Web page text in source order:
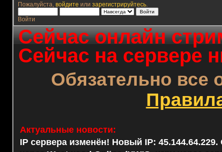
Пожалуйста, войдите или зарегистрируйтесь.
Войти
Сейчас онлайн
Сейчас на сервере
Обязательно все
Актуальные новости:
IP сервера изменён! Новый IP: 45.144.64.229.